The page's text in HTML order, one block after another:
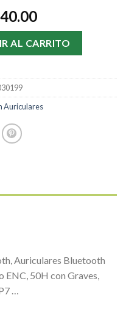
40.00
AL CARRITO
Auriculares
Auriculares Bluetooth
ENC, 50H con Graves,
…